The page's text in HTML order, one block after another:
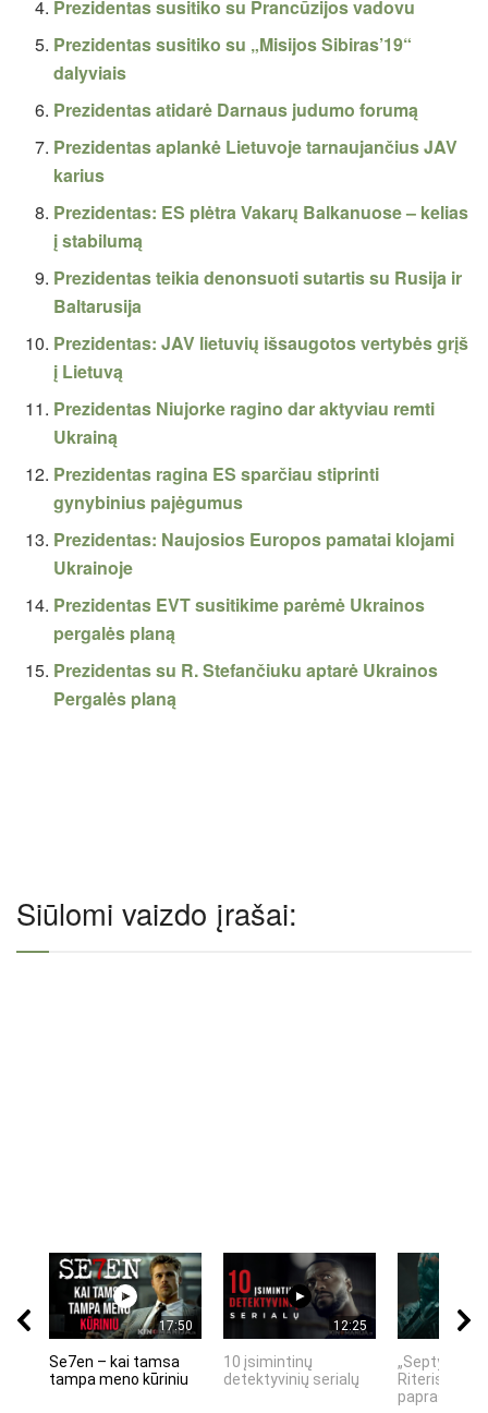
Prezidentas susitiko su Prancūzijos vadovu
Prezidentas susitiko su „Misijos Sibiras’19“
dalyviais
Prezidentas atidarė Darnaus judumo forumą
Prezidentas aplankė Lietuvoje tarnaujančius JAV
karius
Prezidentas: ES plėtra Vakarų Balkanuose – kelias
į stabilumą
Prezidentas teikia denonsuoti sutartis su Rusija ir
Baltarusija
Prezidentas: JAV lietuvių išsaugotos vertybės grįš
į Lietuvą
Prezidentas Niujorke ragino dar aktyviau remti
Ukrainą
Prezidentas ragina ES sparčiau stiprinti
gynybinius pajėgumus
Prezidentas: Naujosios Europos pamatai klojami
Ukrainoje
Prezidentas EVT susitikime parėmė Ukrainos
pergalės planą
Prezidentas su R. Stefančiuku aptarė Ukrainos
Pergalės planą
Siūlomi vaizdo įrašai:
17:50
Se7en – kai tamsa
tampa meno kūriniu
12:25
10 įsimintinų
detektyvinių serialų
„Septynių
Riteris" – kai